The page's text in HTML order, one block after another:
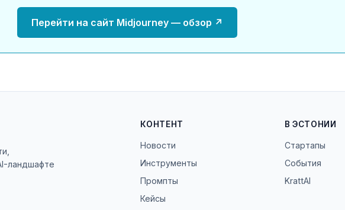
Перейти на сайт Midjourney — обзор ↗
ландшафте
КОНТЕНТ
Новости
Инструменты
Промпты
Кейсы
В ЭСТОНИИ
Стартапы
События
KrattAI